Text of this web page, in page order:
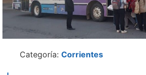
Categoría: Corrientes